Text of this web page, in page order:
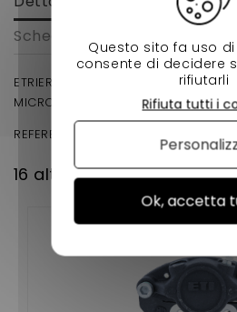
Scheda tecnica
ETRIER DE FREIN ARRIERE COTÉ
MICROCAR MC1 , MC2 ( 2 éme
REFERENCE D'ORIGINE : 1003927
16 altri prodotti della
Questo sito fa uso
consente di decidere
rifiutarli
Ok, accetta
Rifiuta tutti i